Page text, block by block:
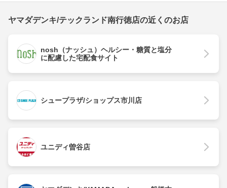
ヤマダデンキ/テックランド南行徳店の近くのお店
nosh（ナッシュ）ヘルシー・糖質と塩分
に配慮した宅配食サイト
シュープラザ/ショップス市川店
ユニディ曽谷店